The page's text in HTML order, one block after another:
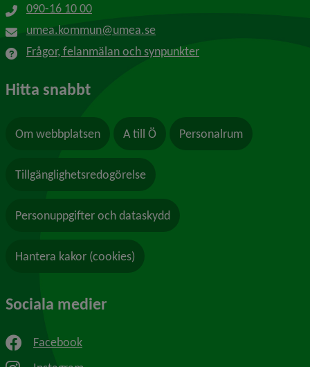
090-16 10 00
umea.kommun@umea.se
Frågor, felanmälan och synpunkter
Hitta snabbt
Om webbplatsen A till Ö Personalrum
Tillgänglighetsredogörelse
Personuppgifter och dataskydd
Hantera kakor (cookies)
Sociala medier
Facebook